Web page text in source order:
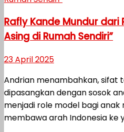
Rafly Kande Mundur dari
Asing di Rumah Sendiri”
23 April 2025
Andrian menambahkan, sifat
dipasangkan dengan sosok
menjadi role model bagi anak
membawa arah Indonesia ke